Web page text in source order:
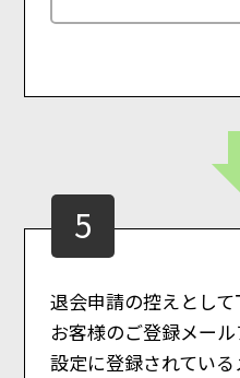
5
退会申請の控えとし
お客様のご登録メー
設定に登録されてい